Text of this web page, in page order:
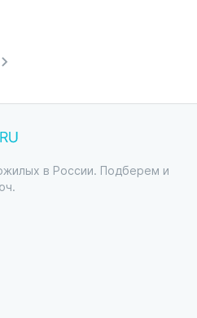
в России. Подберем и